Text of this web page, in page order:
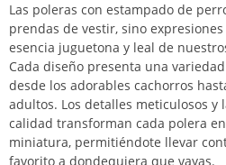
Las poleras con estampado de
prendas de vestir, sino
esencia juguetona y leal de
Cada diseño presenta una
desde los adorables cachorros
adultos. Los detalles meticulosos y
calidad transforman cada polera
miniatura, permitiéndote llevar
favorito a dondequiera que vayas.